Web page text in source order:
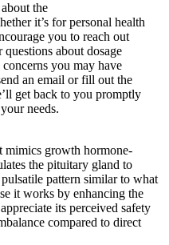
the
it’s for personal health
you to reach out
about dosage
you may have
an email or fill out the
get back to you promptly
needs.
mimics growth hormone-
the pituitary gland to
pattern similar to what
it works by enhancing the
its perceived safety
compared to direct